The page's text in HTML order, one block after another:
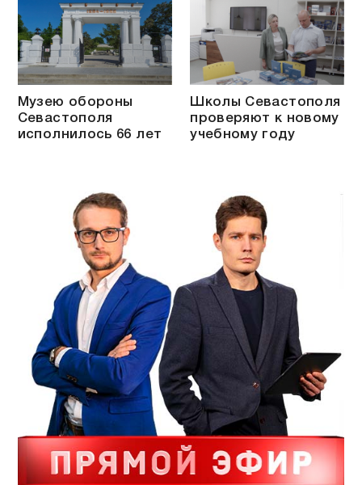
Музею обороны
Севастополя
исполнилось 66 лет
Школы Севастополя
проверяют к новому
учебному году